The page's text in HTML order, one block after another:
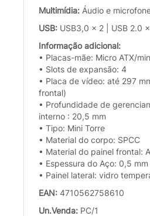
Multimídia: Áudio e
USB: USB3,0 x 2 | USB 2.0 x
Informação adicional:
• Placas-mãe: Micro ATX/
• Slots de expansão: 4
• Placa de vídeo: até 297
frontal)
• Profundidade de
interno : 20,5 mm
• Tipo: Mini Torre
• Material do corpo: SPCC
• Material do painel frontal:
• Espessura do Aço: 0,5 mm
• Painel lateral: vidro
EAN: 4710562758610
Un.Venda: PC/1